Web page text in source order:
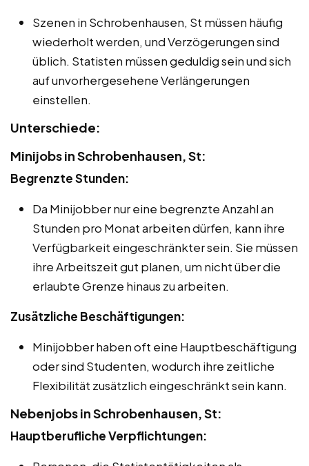
Szenen in Schrobenhausen, St müssen häufig
wiederholt werden, und Verzögerungen sind
üblich. Statisten müssen geduldig sein und sich
auf unvorhergesehene Verlängerungen
einstellen.
Unterschiede:
Minijobs in Schrobenhausen, St:
Begrenzte Stunden:
Da Minijobber nur eine begrenzte Anzahl an
Stunden pro Monat arbeiten dürfen, kann ihre
Verfügbarkeit eingeschränkter sein. Sie müssen
ihre Arbeitszeit gut planen, um nicht über die
erlaubte Grenze hinaus zu arbeiten.
Zusätzliche Beschäftigungen:
Minijobber haben oft eine Hauptbeschäftigung
oder sind Studenten, wodurch ihre zeitliche
Flexibilität zusätzlich eingeschränkt sein kann.
Nebenjobs in Schrobenhausen, St:
Hauptberufliche Verpflichtungen: